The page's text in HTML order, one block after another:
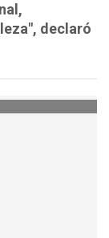
declaró